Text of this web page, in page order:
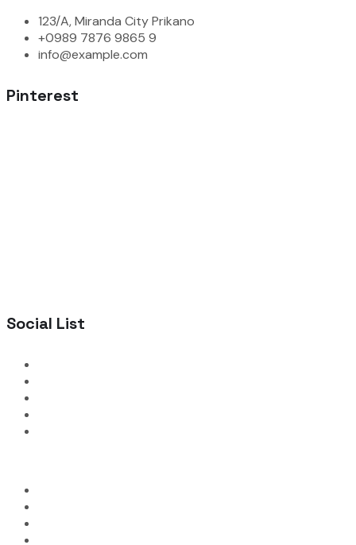
123/A, Miranda City Prikano
+0989 7876 9865 9
info@example.com
Pinterest
Social List